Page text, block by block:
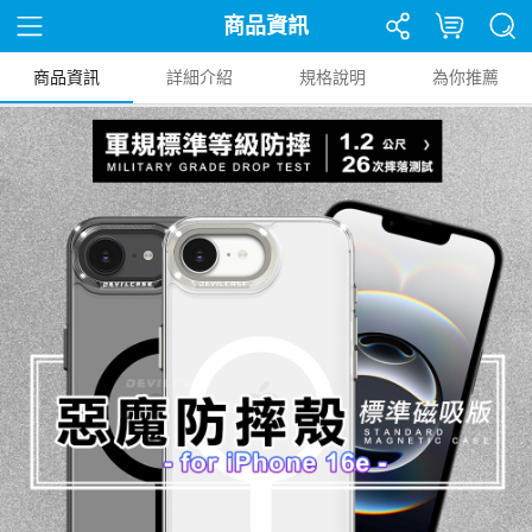
商品資訊
商品資訊 詳細介紹 規格說明 為你推薦